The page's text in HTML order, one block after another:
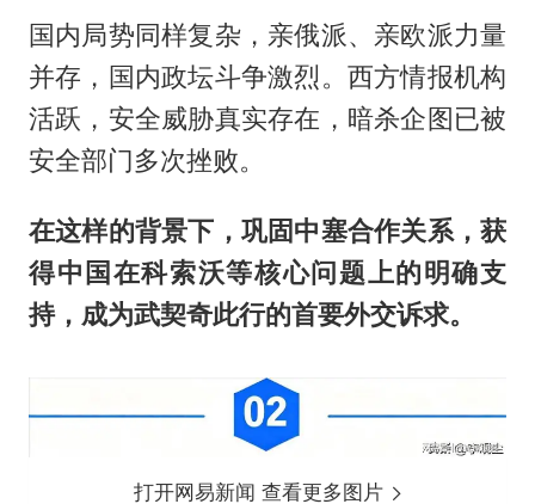
国内局势同样复杂，亲俄派、亲欧派力量
并存，国内政坛斗争激烈。西方情报机构
活跃，安全威胁真实存在，暗杀企图已被
安全部门多次挫败。
在这样的背景下，巩固中塞合作关系，获
得中国在科索沃等核心问题上的明确支
持，成为武契奇此行的首要外交诉求。
打开网易新闻 查看更多图片